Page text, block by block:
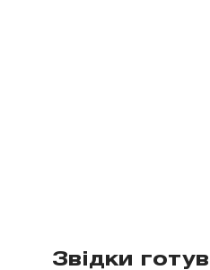
Звідки